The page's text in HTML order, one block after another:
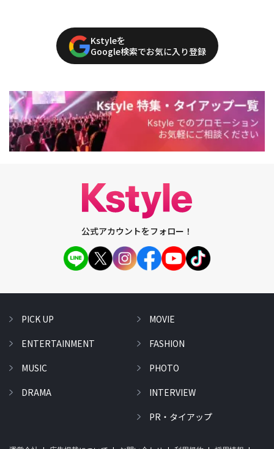
Kstyleを
Google検索でお気に入り登録
公式アカウントをフォロー！
PICK UP
ENTERTAINMENT
MUSIC
DRAMA
MOVIE
FASHION
PHOTO
INTERVIEW
PR・タイアップ